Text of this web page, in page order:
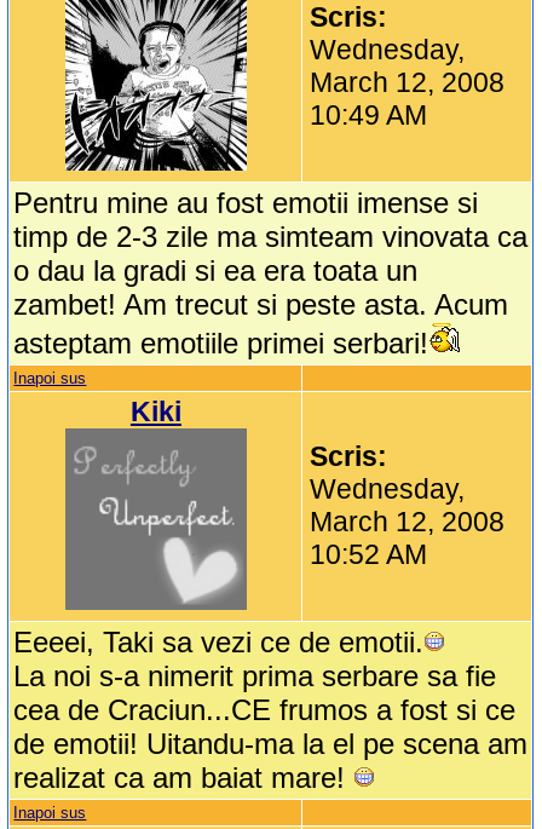
Scris:
Wednesday,
March 12, 2008
10:49 AM
Pentru mine au fost emotii imense si
timp de 2-3 zile ma simteam vinovata ca
o dau la gradi si ea era toata un
zambet! Am trecut si peste asta. Acum
asteptam emotiile primei serbari!
Inapoi sus
Kiki
Scris:
Wednesday,
March 12, 2008
10:52 AM
Eeeei, Taki sa vezi ce de emotii.
La noi s-a nimerit prima serbare sa fie
cea de Craciun...CE frumos a fost si ce
de emotii! Uitandu-ma la el pe scena am
realizat ca am baiat mare!
Inapoi sus